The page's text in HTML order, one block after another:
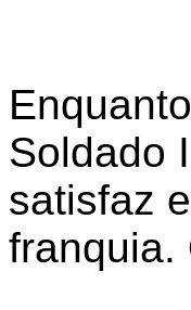
Soldado
satisfaz
franquia.